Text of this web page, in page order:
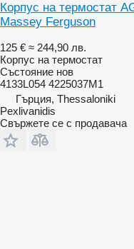
Корпус на термостат
Massey Ferguson
125 € ≈ 244,90 лв.
Корпус на термостат
Състояние нов
4133L054 4225037M1
Гърция, Thessaloniki
Pexlivanidis
Свържете се с продавача